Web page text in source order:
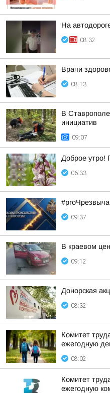
На
08:32
Врачи
08:13
В Ставрополе
инициатив
09:07
Доброе утро!
06:33
09:37
В краевом
09:12
Донорская
08:32
Комитет
ежегодную
08:02
Комитет
ежегодную